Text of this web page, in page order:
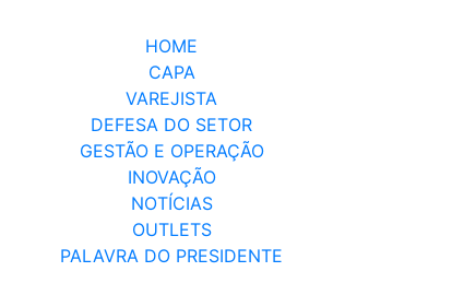
HOME
CAPA
VAREJISTA
DEFESA DO SETOR
GESTÃO E OPERAÇÃO
INOVAÇÃO
NOTÍCIAS
OUTLETS
PALAVRA DO PRESIDENTE